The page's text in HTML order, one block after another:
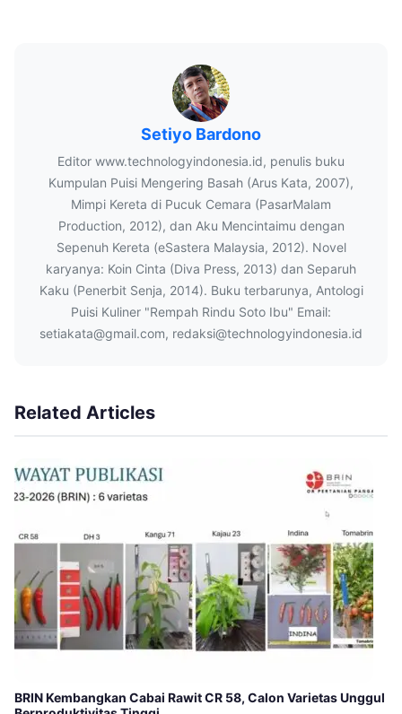
Setiyo Bardono
Editor www.technologyindonesia.id, penulis buku
Kumpulan Puisi Mengering Basah (Arus Kata, 2007),
Mimpi Kereta di Pucuk Cemara (PasarMalam
Production, 2012), dan Aku Mencintaimu dengan
Sepenuh Kereta (eSastera Malaysia, 2012). Novel
karyanya: Koin Cinta (Diva Press, 2013) dan Separuh
Kaku (Penerbit Senja, 2014). Buku terbarunya, Antologi
Puisi Kuliner "Rempah Rindu Soto Ibu" Email:
setiakata@gmail.com, redaksi@technologyindonesia.id
Related Articles
BRIN Kembangkan Cabai Rawit CR 58, Calon Varietas Unggul